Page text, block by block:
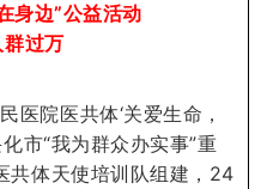
身边”公益活动
过万
医院医共体‘关爱生命，
市“我为群众办实事”重
共体天使培训队组建，24